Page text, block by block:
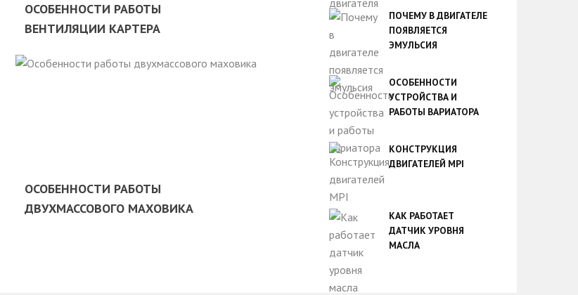
ОСОБЕННОСТИ РАБОТЫ
ВЕНТИЛЯЦИИ КАРТЕРА
ОСОБЕННОСТИ РАБОТЫ
ДВУХМАССОВОГО МАХОВИКА
ПОЧЕМУ В ДВИГАТЕЛЕ
ПОЯВЛЯЕТСЯ
ЭМУЛЬСИЯ
ОСОБЕННОСТИ
УСТРОЙСТВА И
РАБОТЫ ВАРИАТОРА
КОНСТРУКЦИЯ
ДВИГАТЕЛЕЙ MPI
КАК РАБОТАЕТ
ДАТЧИК УРОВНЯ
МАСЛА